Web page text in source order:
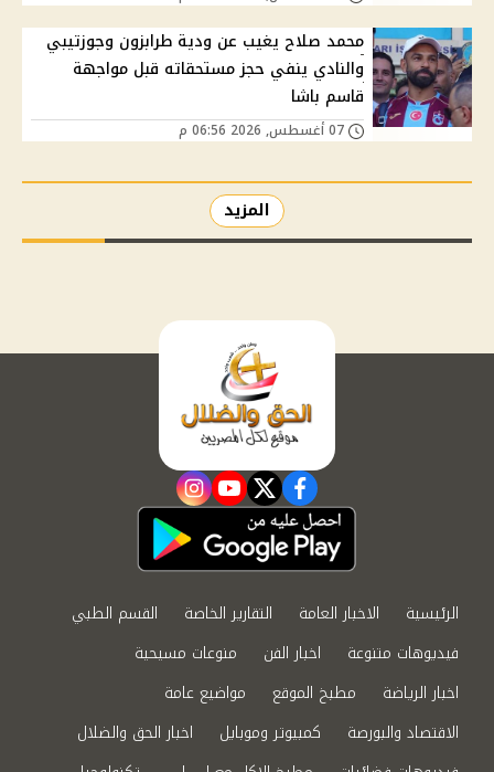
محمد صلاح يغيب عن ودية طرابزون وجوزتيبي
والنادي ينفي حجز مستحقاته قبل مواجهة
قاسم باشا
المزيد
facebook
twitter
youtube
instagram
الرئيسية الاخبار العامة التقارير الخاصة
القسم الطبي
فيديوهات متنوعة
اخبار الفن
منوعات مسيحية
اخبار الرياضة
مطبخ الموقع
مواضيع عامة
الاقتصاد والبورصة
كمبيوتر وموبايل
اخبار الحق والضلال